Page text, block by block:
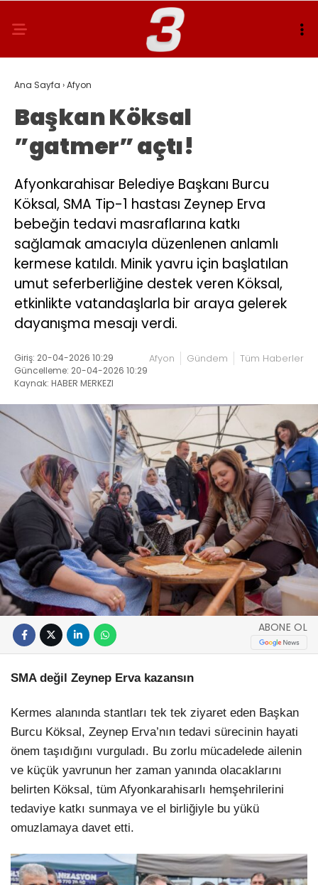
Ana Sayfa ›Afyon
Başkan Köksal
”gatmer” açtı!
Afyonkarahisar Belediye Başkanı Burcu
Köksal, SMA Tip-1 hastası Zeynep Erva
bebeğin tedavi masraflarına katkı
sağlamak amacıyla düzenlenen anlamlı
kermese katıldı. Minik yavru için başlatılan
umut seferberliğine destek veren Köksal,
etkinlikte vatandaşlarla bir araya gelerek
dayanışma mesajı verdi.
Giriş: 20-04-2026 10:29
Güncelleme: 20-04-2026 10:29
Kaynak: HABER MERKEZI
Afyon Gündem Tüm Haberler
ABONE OL
SMA değil Zeynep Erva kazansın
Kermes alanında stantları tek tek ziyaret eden Başkan
Burcu Köksal, Zeynep Erva’nın tedavi sürecinin hayati
önem taşıdığını vurguladı. Bu zorlu mücadelede ailenin
ve küçük yavrunun her zaman yanında olacaklarını
belirten Köksal, tüm Afyonkarahisarlı hemşehrilerini
tedaviye katkı sunmaya ve el birliğiyle bu yükü
omuzlamaya davet etti.